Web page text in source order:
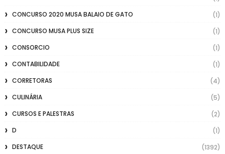
CONCURSO 2020 MUSA BALAIO DE GATO
(1)
CONCURSO MUSA PLUS SIZE
(1)
CONSORCIO
(1)
CONTABILIDADE
(1)
CORRETORAS
(4)
CULINÁRIA
(5)
CURSOS E PALESTRAS
(2)
D
(1)
DESTAQUE
(1392)